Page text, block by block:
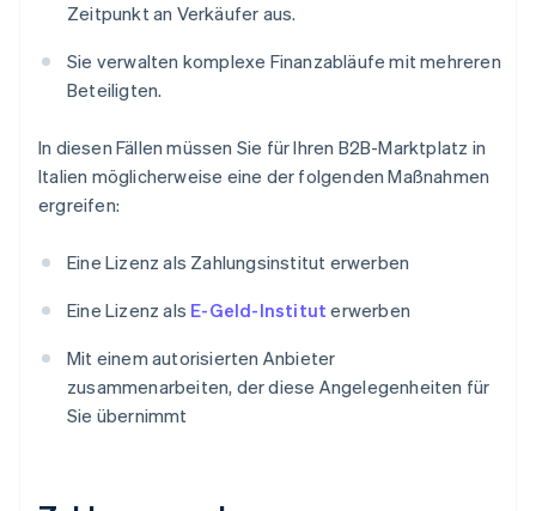
Zeitpunkt an Verkäufer aus.
Sie verwalten komplexe Finanzabläufe mit mehreren
Beteiligten.
In diesen Fällen müssen Sie für Ihren B2B-Marktplatz in
Italien möglicherweise eine der folgenden Maßnahmen
ergreifen:
Eine Lizenz als Zahlungsinstitut erwerben
Eine Lizenz als E-Geld-Institut erwerben
Mit einem autorisierten Anbieter
zusammenarbeiten, der diese Angelegenheiten für
Sie übernimmt